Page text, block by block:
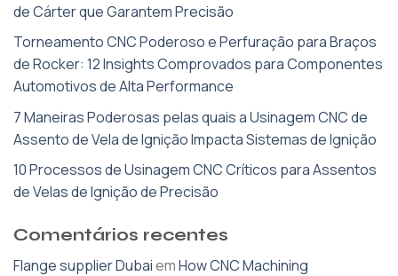
de Cárter que Garantem Precisão
Torneamento CNC Poderoso e Perfuração para Braços
de Rocker: 12 Insights Comprovados para Componentes
Automotivos de Alta Performance
7 Maneiras Poderosas pelas quais a Usinagem CNC de
Assento de Vela de Ignição Impacta Sistemas de Ignição
10 Processos de Usinagem CNC Críticos para Assentos
de Velas de Ignição de Precisão
Comentários recentes
Flange supplier DubaiemHow CNC Machining